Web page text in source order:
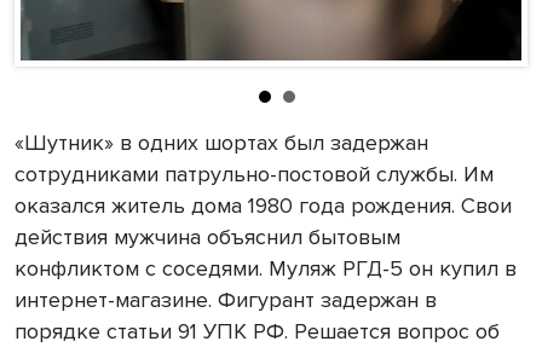
«Шутник» в одних шортах был задержан
сотрудниками патрульно-постовой службы. Им
оказался житель дома 1980 года рождения. Свои
действия мужчина объяснил бытовым
конфликтом с соседями. Муляж РГД-5 он купил в
интернет-магазине. Фигурант задержан в
порядке статьи 91 УПК РФ. Решается вопрос об